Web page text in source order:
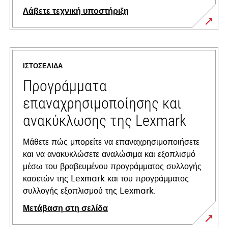
Λάβετε τεχνική υποστήριξη
opens
in
new
tab
ΙΣΤΟΣΕΛΊΔΑ
Προγράμματα
επαναχρησιμοποίησης και
ανακύκλωσης της Lexmark
Μάθετε πώς μπορείτε να επαναχρησιμοποιήσετε
και να ανακυκλώσετε αναλώσιμα και εξοπλισμό
μέσω του βραβευμένου προγράμματος συλλογής
κασετών της Lexmark και του προγράμματος
συλλογής εξοπλισμού της Lexmark.
Μετάβαση στη σελίδα